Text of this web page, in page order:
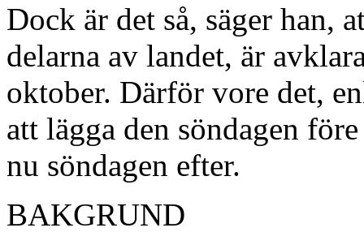
Dock är det så, säger han,
delarna av landet, är
oktober. Därför vore det,
att lägga den söndagen
nu söndagen efter.
BAKGRUND